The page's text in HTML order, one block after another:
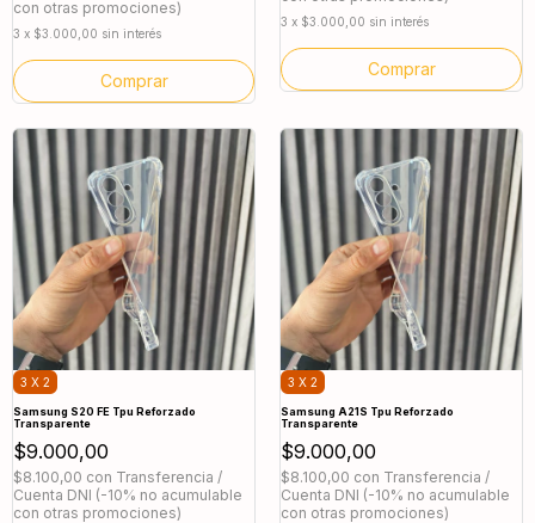
con otras promociones)
3 x $3.000,00 sin interés
3 x $3.000,00 sin interés
3 X 2
Samsung S20 FE Tpu Reforzado
Transparente
$9.000,00
$8.100,00 con Transferencia /
Cuenta DNI (-10% no acumulable
con otras promociones)
3 X 2
Samsung A21S Tpu Reforzado
Transparente
$9.000,00
$8.100,00 con Transferencia /
Cuenta DNI (-10% no acumulable
con otras promociones)